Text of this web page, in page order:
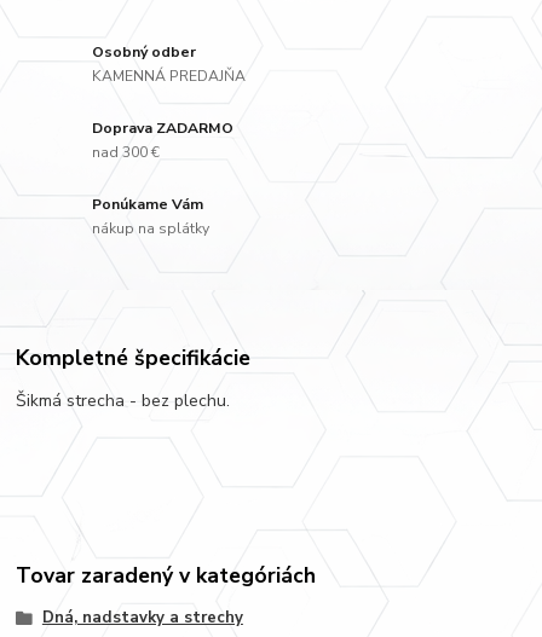
Osobný odber
KAMENNÁ PREDAJŇA
Doprava ZADARMO
nad 300 €
Ponúkame Vám
nákup na splátky
Kompletné špecifikácie
Šikmá strecha - bez plechu.
Tovar zaradený v kategóriách
Dná, nadstavky a strechy